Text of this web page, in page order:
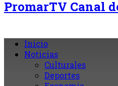
PromarTV Canal
Inicio
Noticias
Culturales
Deportes